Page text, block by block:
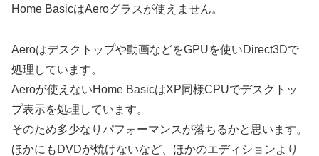
Home BasicはAeroグラスが使えません。
Aeroはデスクトップや動画などをGPUを使いDirect3Dで
処理しています。
Aeroが使えないHome BasicはXP同様CPUでデスクトッ
プ表示を処理しています。
そのため多少なりパフォーマンスが落ちるかと思います。
ほかにもDVDが焼けないなど、ほかのエディションより